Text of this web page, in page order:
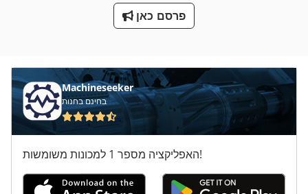
פרסם כאן
Machineseeker
בחינם בחנות
האפליקציה מספר 1 למכונות משומשות!